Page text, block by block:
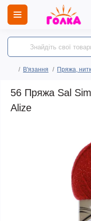
В'язання Пряжа,
56 Пряжа Sal
Alize